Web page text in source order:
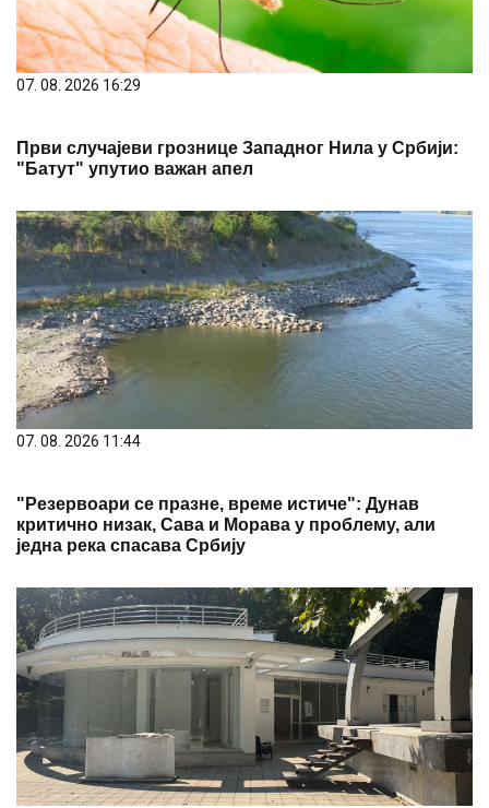
07. 08. 2026 16:29
Први случајеви грознице Западног Нила у Србији:
"Батут" упутио важан апел
07. 08. 2026 11:44
"Резервоари се празне, време истиче": Дунав
критично низак, Сава и Морава у проблему, али
једна река спасава Србију